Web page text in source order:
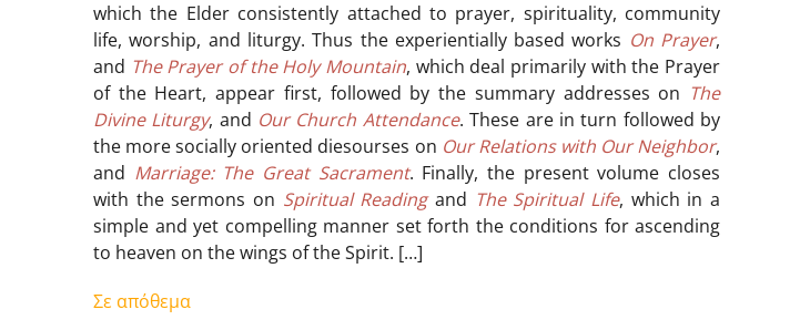
which the Elder consistently attached to prayer, spirituality, community
life, worship, and liturgy. Thus the experientially based works On Prayer,
and The Prayer of the Holy Mountain, which deal primarily with the Prayer
of the Heart, appear first, followed by the summary addresses on The
Divine Liturgy, and Our Church Attendance. These are in turn followed by
the more socially oriented diesourses on Our Relations with Our Neighbor,
and Marriage: The Great Sacrament. Finally, the present volume closes
with the sermons on Spiritual Readingand The Spiritual Life, which in a
simple and yet compelling manner set forth the conditions for ascending
to heaven on the wings of the Spirit. […]
Σε απόθεμα